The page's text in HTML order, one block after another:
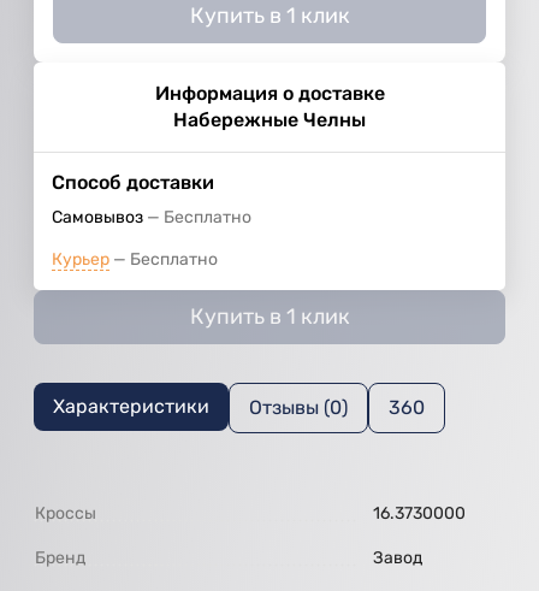
Купить в 1 клик
Информация о доставке
Набережные Челны
Способ доставки
Самовывоз Бесплатно
Курьер Бесплатно
Купить в 1 клик
Характеристики Отзывы (0) 360
Кроссы 16.3730000
Бренд Завод